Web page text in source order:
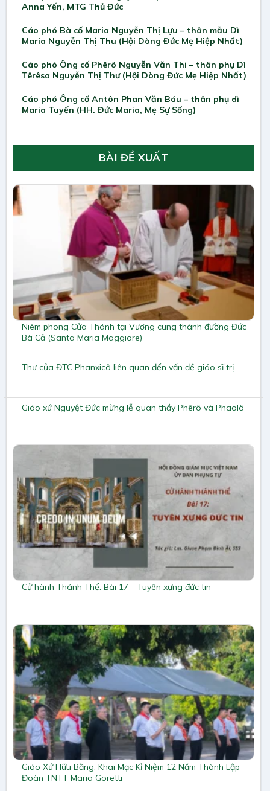
Anna Yến, MTG Thủ Đức
Cáo phó Bà cố Maria Nguyễn Thị Lựu – thân mẫu Dì
Maria Nguyễn Thị Thu (Hội Dòng Đức Mẹ Hiệp Nhất)
Cáo phó Ông cố Phêrô Nguyễn Văn Thi – thân phụ Dì
Têrêsa Nguyễn Thị Thư (Hội Dòng Đức Mẹ Hiệp Nhất)
Cáo phó Ông cố Antôn Phan Văn Báu – thân phụ dì
Maria Tuyến (HH. Đức Maria, Mẹ Sự Sống)
BÀI ĐỀ XUẤT
Niêm phong Cửa Thánh tại Vương cung thánh đường Đức
Bà Cả (Santa Maria Maggiore)
Thư của ĐTC Phanxicô liên quan đến vấn đề giáo sĩ trị
Giáo xứ Nguyệt Đức mừng lễ quan thầy Phêrô và Phaolô
Cử hành Thánh Thể: Bài 17 – Tuyên xưng đức tin
Giáo Xứ Hữu Bằng: Khai Mạc Kỉ Niệm 12 Năm Thành Lập
Đoàn TNTT Maria Goretti